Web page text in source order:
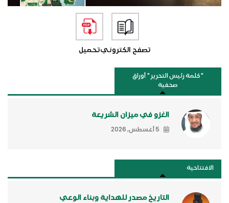
تصفح الكترونيتحميل
"كلمة رئيس التحرير " أوراق
صحفية
الغزو في ميزان الشريعة
5 أغسطس, 2026
الافتتاحية
التاريخ مصدر للهداية وبناء الوعي